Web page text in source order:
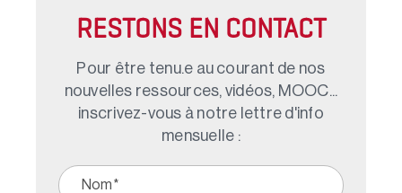
RESTONS EN CONTACT
Pour être tenu.e au courant de nos
nouvelles ressources, vidéos, MOOC...
inscrivez-vous à notre lettre d'info
mensuelle :